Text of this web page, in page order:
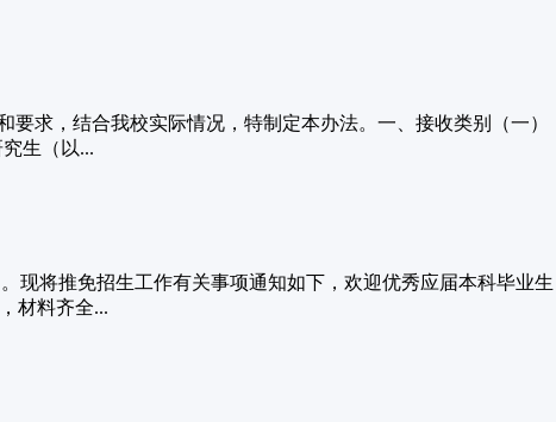
求，结合我校实际情况，特制定本办法。一、接收类别（一）
生（以...
现将推免招生工作有关事项通知如下，欢迎优秀应届本科毕业生
材料齐全...